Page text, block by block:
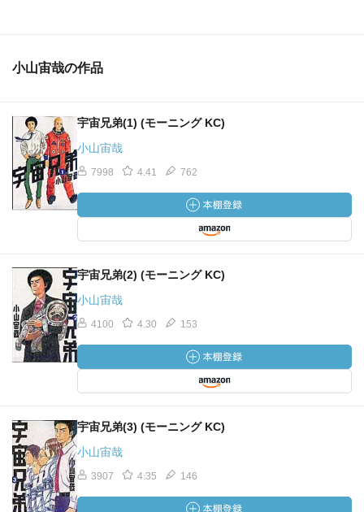
小山宙哉の作品
宇宙兄弟(1) (モーニング KC)
小山宙哉
7998 4.41 762
宇宙兄弟(2) (モーニング KC)
小山宙哉
4100 4.30 153
宇宙兄弟(3) (モーニング KC)
小山宙哉
3907 4.35 146